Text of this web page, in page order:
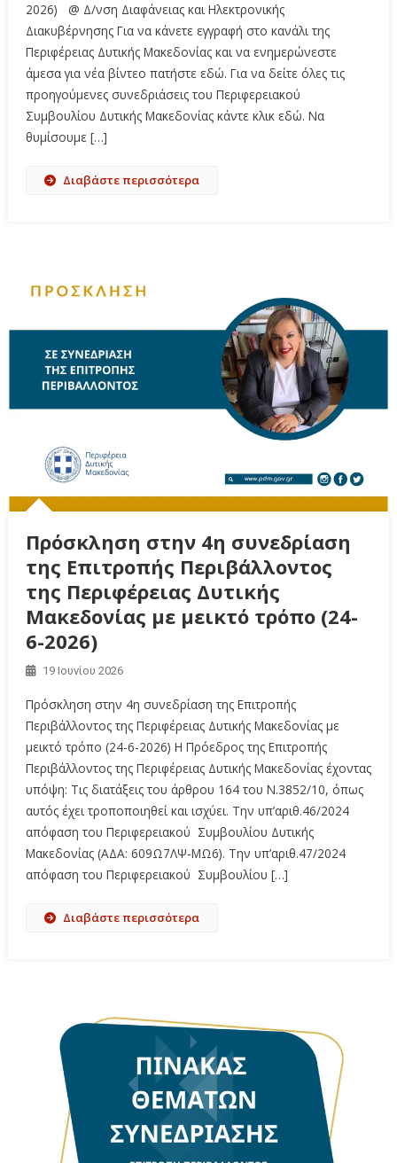
2026) @ Δ/νση Διαφάνειας και Ηλεκτρονικής
Διακυβέρνησης Για να κάνετε εγγραφή στο κανάλι της
Περιφέρειας Δυτικής Μακεδονίας και να ενημερώνεστε
άμεσα για νέα βίντεο πατήστε εδώ. Για να δείτε όλες τις
προηγούμενες συνεδριάσεις του Περιφερειακού
Συμβουλίου Δυτικής Μακεδονίας κάντε κλικ εδώ. Να
θυμίσουμε […]
Διαβάστε περισσότερα
Πρόσκληση στην 4η συνεδρίαση
της Επιτροπής Περιβάλλοντος
της Περιφέρειας Δυτικής
Μακεδονίας με μεικτό τρόπο (24-
6-2026)
19 Ιουνίου 2026
Πρόσκληση στην 4η συνεδρίαση της Επιτροπής
Περιβάλλοντος της Περιφέρειας Δυτικής Μακεδονίας με
μεικτό τρόπο (24-6-2026) Η Πρόεδρος της Επιτροπής
Περιβάλλοντος της Περιφέρειας Δυτικής Μακεδονίας έχοντας
υπόψη: Τις διατάξεις του άρθρου 164 του Ν.3852/10, όπως
αυτός έχει τροποποιηθεί και ισχύει. Την υπ’αριθ.46/2024
απόφαση του Περιφερειακού Συμβουλίου Δυτικής
Μακεδονίας (ΑΔΑ: 609Ω7ΛΨ-ΜΩ6). Την υπ’αριθ.47/2024
απόφαση του Περιφερειακού Συμβουλίου […]
Διαβάστε περισσότερα